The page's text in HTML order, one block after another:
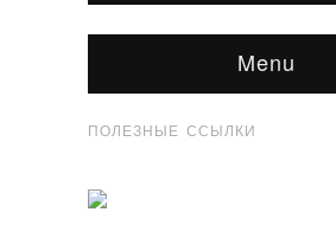
Menu
ПОЛЕЗНЫЕ ССЫЛКИ